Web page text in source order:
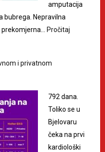
amputacija
bubrega. Nepravilna
prekomjerna… Pročitaj
i privatnom
792 dana.
Toliko se u
Bjelovaru
čeka na prvi
kardiološki